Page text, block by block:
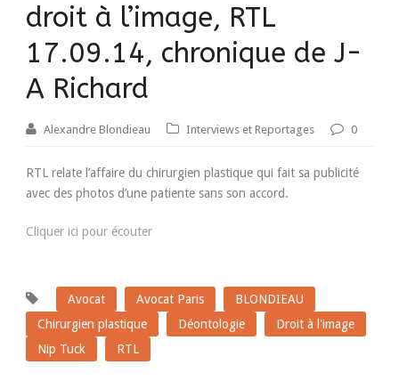
droit à l’image, RTL
17.09.14, chronique de J-
A Richard
Alexandre Blondieau Interviews et Reportages 0
RTL relate l’affaire du chirurgien plastique qui fait sa publicité
avec des photos d’une patiente sans son accord.
Cliquer ici pour écouter
Avocat Avocat Paris
BLONDIEAU
Chirurgien plastique
Déontologie
Droit à l'image
Nip Tuck
RTL